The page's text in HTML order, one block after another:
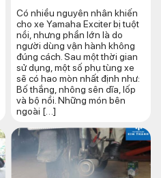
Có nhiều nguyên nhân khiến
cho xe Yamaha Exciter bị tuột
nồi, nhưng phần lớn là do
người dùng vận hành không
đúng cách. Sau một thời gian
sử dụng, một số phụ tùng xe
sẽ có hao mòn nhất định như:
Bố thắng, nhông sên dĩa, lốp
và bộ nồi. Những món bên
ngoài […]